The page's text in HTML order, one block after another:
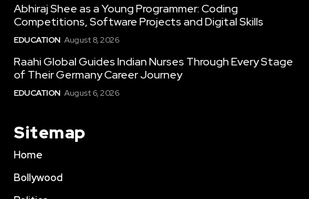
Abhiraj Shee as a Young Programmer: Coding
Competitions, Software Projects and Digital Skills
EDUCATION August 8, 2026
Raahi Global Guides Indian Nurses Through Every Stage
of Their Germany Career Journey
EDUCATION August 6, 2026
Sitemap
Home
Bollywood